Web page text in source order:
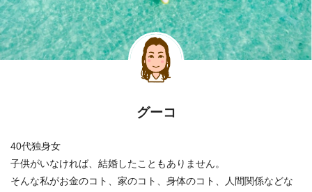
グーコ
40代独身女
子供がいなければ、結婚したこともありません。
そんな私がお金のコト、家のコト、身体のコト、人間関係などな